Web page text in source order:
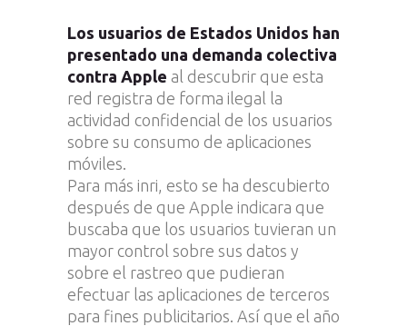
Los usuarios de Estados Unidos han
presentado una demanda colectiva
contra Apple al descubrir que esta
red registra de forma ilegal la
actividad confidencial de los usuarios
sobre su consumo de aplicaciones
móviles.
Para más inri, esto se ha descubierto
después de que Apple indicara que
buscaba que los usuarios tuvieran un
mayor control sobre sus datos y
sobre el rastreo que pudieran
efectuar las aplicaciones de terceros
para fines publicitarios. Así que el año